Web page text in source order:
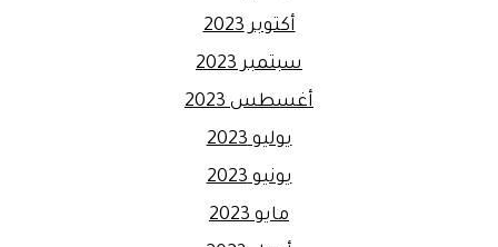
أكتوبر 2023
سبتمبر 2023
أغسطس 2023
يوليو 2023
يونيو 2023
مايو 2023